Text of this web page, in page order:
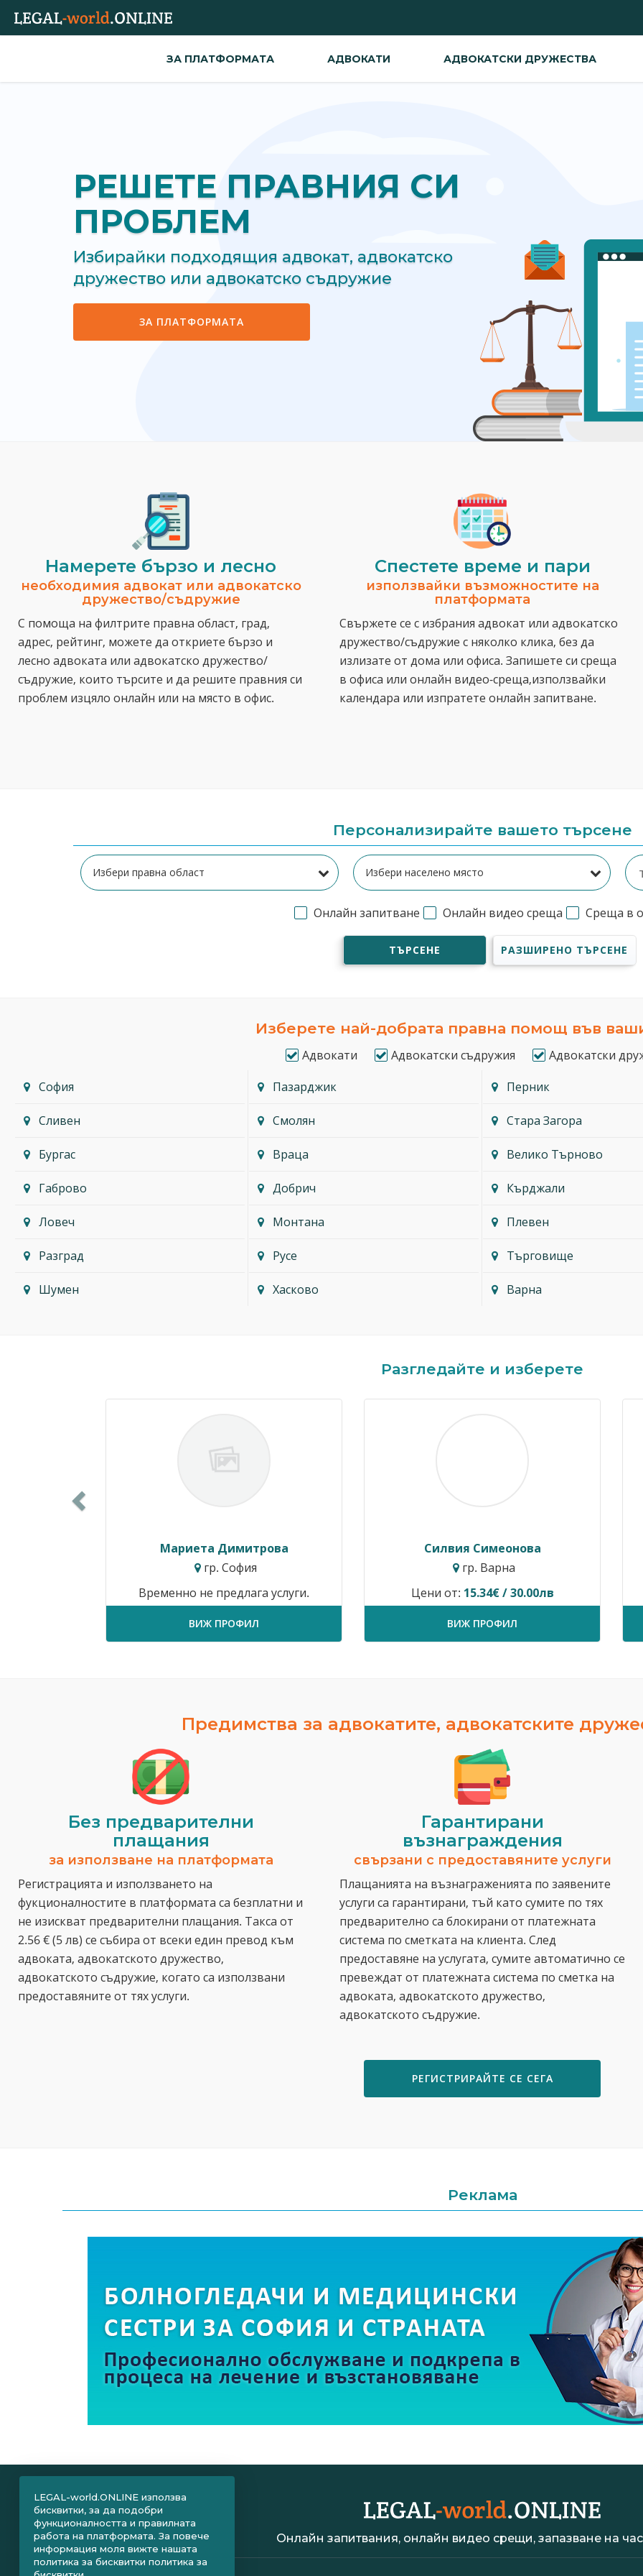
ЗА ПЛАТФОРМАТА АДВОКАТИ АДВОКАТСКИ ДРУЖЕСТВА
РЕШЕТЕ ПРАВНИЯ СИ
ПРОБЛЕМ
Избирайки подходящия адвокат, адвокатско
дружество или адвокатско съдружие
ЗА ПЛАТФОРМАТА
Намерете бързо и лесно
необходимия адвокат или адвокатско
дружество/съдружие
С помоща на филтрите правна област, град,
адрес, рейтинг, можете да откриете бързо и
лесно адвоката или адвокатско дружество/
съдружие, които търсите и да решите правния си
проблем изцяло онлайн или на място в офис.
Спестeте време и пари
използвайки възможностите на
платформата
Свържете се с избрания адвокат или адвокатско
дружество/съдружие с няколко клика, без да
излизате от дома или офиса. Запишете си среща
в офиса или онлайн видео-среща,използвайки
календара или изпратете онлайн запитване.
Персонализирайте вашето търсене
Онлайн запитване Онлайн видео среща Среща в
ТЪРСЕНЕ РАЗШИРЕНО ТЪРСЕНЕ
Изберете най-добрата правна помощ във
Адвокати Адвокатски съдружия
Адвокатски
София
Пазарджик Перник
Сливен Смолян Стара Загора
Бургас Враца Велико Търново
Габрово Добрич Кърджали
Ловеч Монтана Плевен
Разград Русе Търговище
Шумен Хасково Варна
Разгледайте и изберете
Силвия Симеонова
гр. Варна
Цени от:15.34€ / 30.00лв
ВИЖ ПРОФИЛ
Димитър Кавалджиев
гр. София
40.90€ / 80.00лв
ВИЖ ПРОФИЛ
Предимства за адвокатите, адвокатските
Без предварителни
плащания
за използване на платформата
Регистрацията и използването на
фукционалностите в платформата са безплатни и
не изискват предварителни плащания. Такса от
2.56 € (5 лв) се събира от всеки един превод към
адвоката, адвокатското дружество,
адвокатското съдружие, когато са използвани
предоставяните от тях услуги.
Гарантирани
възнаграждения
свързани с предоставяните услуги
Плащанията на възнаграженията по заявените
услуги са гарантирани, тъй като сумите по тях
предварително са блокирани от платежната
система по сметката на клиента. След
предоставяне на услугата, сумите автоматично се
превеждат от платежната система по сметка на
адвоката, адвокатското дружество,
адвокатското съдружие.
РЕГИСТРИРАЙТЕ СЕ СЕГА
Реклама
Онлайн запитвания, онлайн видео срещи, запазване на
LEGAL-world.ONLINE използва
бисквитки, за да подобри
функционалността и правилната
работа на платформата. За повече
информация моля вижте нашата
политика за бисквитки политика за